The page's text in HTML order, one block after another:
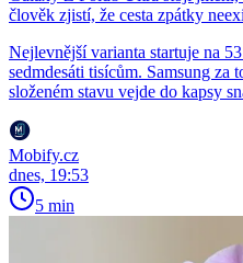
člověk zjistí, že cesta zpátky
Nejlevnější varianta startuje na
sedmdesáti tisícům. Samsung za
složeném stavu vejde do kapsy
Mobify.cz
dnes, 19:53
5 min